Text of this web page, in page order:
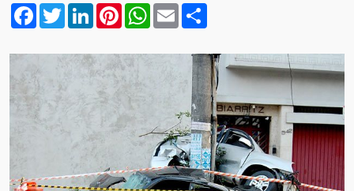
Facebook
TwitterLinkedInPinterestWhatsApp
Email